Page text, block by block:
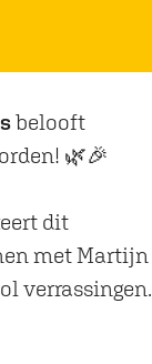
belooft
🌿🎉
dit
met Martijn
verrassingen.